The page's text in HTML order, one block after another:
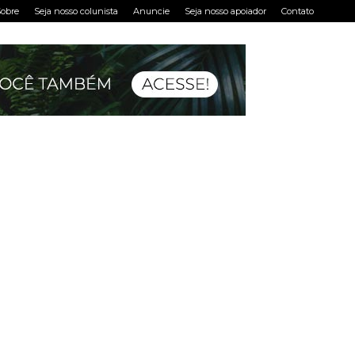
Seja nosso colunista Anuncie Seja nosso apoiador Contato